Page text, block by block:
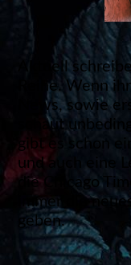
Aktuell
Reihe. Wenn
News, sowie
schaut
gibt es schon
und auch eine
die Chicago
immer die
geben.